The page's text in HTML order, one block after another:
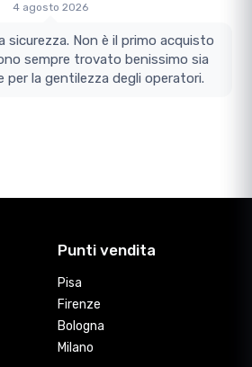
4 agosto 2026
sicurezza. Non è il primo acquisto
sempre trovato benissimo sia
la gentilezza degli operatori.
Punti vendita
Pisa
Firenze
Bologna
Milano